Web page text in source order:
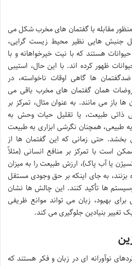
مقابله با گفتمان های مخرب شکل می
جنبش هایی نظیر محیط زیست گرایی،
هستند که با نیت خیرخواهانه و با
ظهور کرده اند. با این حال، استیبی
ها گاهی اوقات ناخواسته، در
همان گفتمان های مخرب باقی می
ها باز می مانند. به عنوان مثال، تمرکز بر
ذاتی طبیعت، یا تقلیل حیات وحش به
طبیعی، همچنان نگرشی ابزاری به طبیعت
بخشد. حتی زمانی که این گفتمان ها از
است با تمرکز بر منافع انسانی (مثلاً
یا آب پاک)، ارزش طبیعت را به میزان
بزنند، به جای اینکه بر حق وجودی مستقل
ها تأکید کنند. این چالش ها نشان
بهبود، زبان می تواند موانع ظریفی
تغییر بنیادین جلوگیری می کند.
نوآورانه ای در زبان و فکر هستند که